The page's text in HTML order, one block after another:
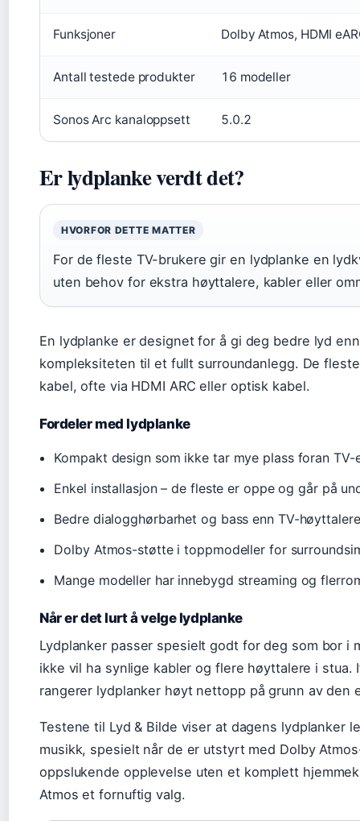
Funksjoner Dolby Atmos, HDMI
Antall testede produkter 16 modeller
Sonos Arc kanaloppsett 5.0.2
Er lydplanke verdt det?
HVORFOR DETTE MATTER
For de fleste TV-brukere gir en lydplanke en
uten behov for ekstra høyttalere, kabler eller
En lydplanke er designet for å gi deg bedre lyd
kompleksiteten til et fullt surroundanlegg. De
kabel, ofte via HDMI ARC eller optisk kabel.
Fordeler med lydplanke
Kompakt design som ikke tar mye plass foran TV-
Enkel installasjon – de fleste er oppe og går på
Bedre dialogghørbarhet og bass enn TV-høyttalere
Dolby Atmos-støtte i toppmodeller for
Mange modeller har innebygd streaming og
Når er det lurt å velge lydplanke
Lydplanker passer spesielt godt for deg som bor i
ikke vil ha synlige kabler og flere høyttalere i stua.
rangerer lydplanker høyt nettopp på grunn av den
Testene til Lyd & Bilde viser at dagens lydplanker
musikk, spesielt når de er utstyrt med Dolby
oppslukende opplevelse uten et komplett
Atmos et fornuftig valg.